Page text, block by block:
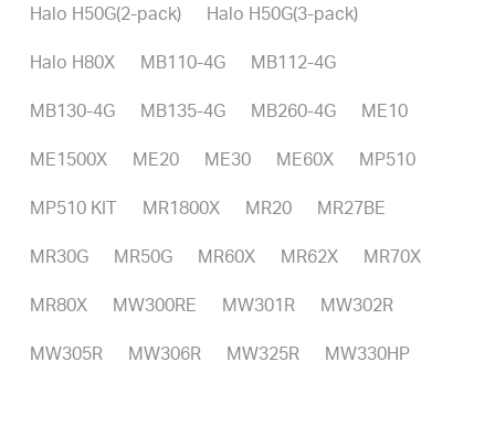
Halo H50G(2-pack) Halo H50G(3-pack)
Halo H80X MB110-4G MB112-4G
MB130-4G MB135-4G MB260-4G ME10
ME1500X ME20 ME30 ME60X MP510
MP510 KIT MR1800X MR20 MR27BE
MR30G MR50G MR60X MR62X MR70X
MR80X MW300RE MW301R MW302R
MW305R MW306R MW325R MW330HP